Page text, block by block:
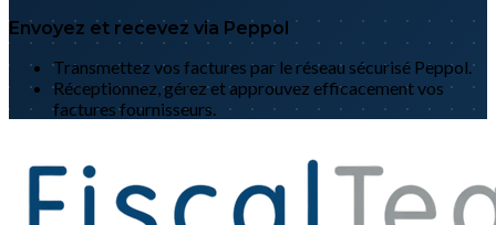
Envoyez et recevez via Peppol
Transmettez vos factures par le réseau sécurisé Peppol.
Réceptionnez, gérez et approuvez efficacement vos
factures fournisseurs.